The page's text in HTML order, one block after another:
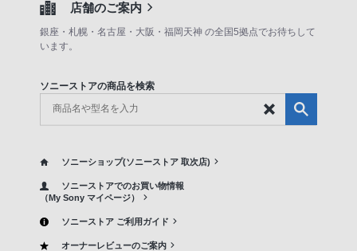
店舗のご案内
銀座・札幌・名古屋・大阪・福岡天神 の全国5拠点でお待ちして
います。
ソニーストアの商品を検索
ソニーショップ(ソニーストア 取次店)
ソニーストアでのお買い物情報
（My Sony マイページ）
ソニーストア ご利用ガイド
オーナーレビューのご案内